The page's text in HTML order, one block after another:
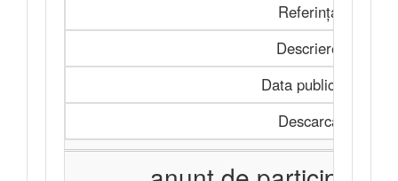
Referința
Descriere
Data publicării
Descarcă